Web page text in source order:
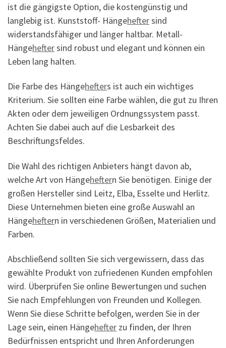
ist die gängigste Option, die kostengünstig und
langlebig ist. Kunststoff- Hängeheftersind
widerstandsfähiger und länger haltbar. Metall-
Hängeheftersind robust und elegant und können ein
Leben lang halten.
Die Farbe des Hängehefters ist auch ein wichtiges
Kriterium. Sie sollten eine Farbe wählen, die gut zu Ihren
Akten oder dem jeweiligen Ordnungssystem passt.
Achten Sie dabei auch auf die Lesbarkeit des
Beschriftungsfeldes.
Die Wahl des richtigen Anbieters hängt davon ab,
welche Art von Hängeheftern Sie benötigen. Einige der
großen Hersteller sind Leitz, Elba, Esselte und Herlitz.
Diese Unternehmen bieten eine große Auswahl an
Hängeheftern in verschiedenen Größen, Materialien und
Farben.
Abschließend sollten Sie sich vergewissern, dass das
gewählte Produkt von zufriedenen Kunden empfohlen
wird. Überprüfen Sie online Bewertungen und suchen
Sie nach Empfehlungen von Freunden und Kollegen.
Wenn Sie diese Schritte befolgen, werden Sie in der
Lage sein, einen Hängehefter zu finden, der Ihren
Bedürfnissen entspricht und Ihren Anforderungen